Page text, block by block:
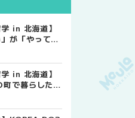
in 北海道】
が「やってみ
。 十勝の風
in 北海道】
町で暮らした
み出した、